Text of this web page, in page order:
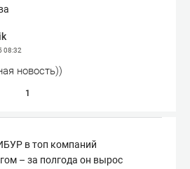
08:32
новость))
1
в топ компаний
– за полгода он вырос